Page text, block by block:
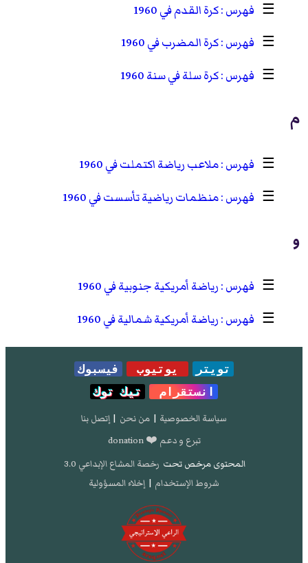
☰
كرة القدم في 1960
☰
كرة المضرب في 1960
☰
كرة سلة في سنة 1960
م
☰
ملاعب رياضة اكتملت في 1960
☰
منظمات رياضية تأسست في 1960
و
☰
رياضة أمريكية جنوبية في 1960
☰
رياضة أمريكية شمالية في 1960
تويتر يوتيوب
فيسبوك
انستقرام
تيك توك
سياسة الخصوصية | من نحن | إتصل بنا
تبرع و دعم ❤️ donation
المحتوى مرخص تحت رخصة المشاع الإبداعي 3.0
شروط الإستخدام | إخلاء المسؤولية